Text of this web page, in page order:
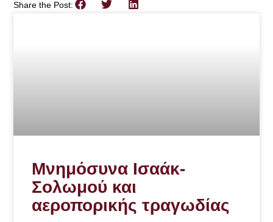
Share the Post:
Μνημόσυνα Ισαάκ-
Σολωμού και
αεροπορικής τραγωδίας